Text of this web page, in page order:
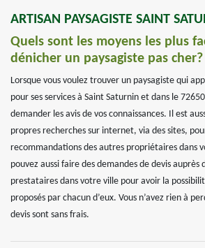
ARTISAN PAYSAGISTE SAINT
Quels sont les moyens les plus
dénicher un paysagiste pas cher?
Lorsque vous voulez trouver un paysagiste qui
pour ses services à Saint Saturnin et dans le
demander les avis de vos connaissances. Il est
propres recherches sur internet, via des sites,
recommandations des autres propriétaires dans
pouvez aussi faire des demandes de devis auprès
prestataires dans votre ville pour avoir la
proposés par chacun d’eux. Vous n’avez rien à
devis sont sans frais.